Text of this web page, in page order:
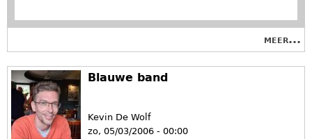
meer...
Blauwe band
Kevin De Wolf
zo, 05/03/2006 - 00:00